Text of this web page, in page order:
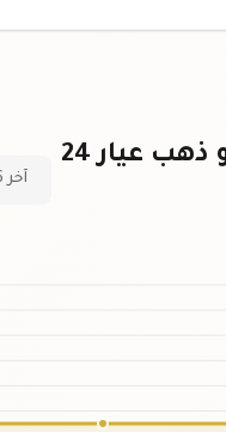
رسم بياني لسعر ربع كيلو ذهب عيار 24
آخر 6 أشهر